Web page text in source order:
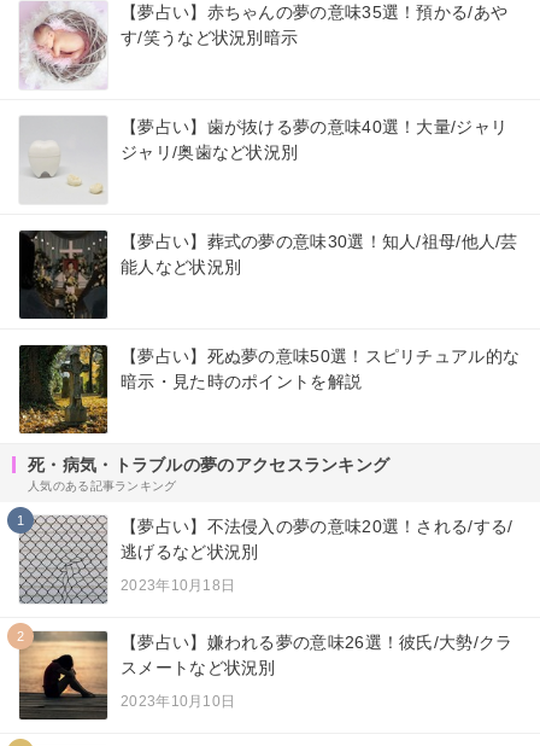
【夢占い】赤ちゃんの夢の意味35選！預かる/あや
す/笑うなど状況別暗示
【夢占い】歯が抜ける夢の意味40選！大量/ジャリ
ジャリ/奥歯など状況別
【夢占い】葬式の夢の意味30選！知人/祖母/他人/芸
能人など状況別
【夢占い】死ぬ夢の意味50選！スピリチュアル的な
暗示・見た時のポイントを解説
死・病気・トラブルの夢のアクセスランキング
人気のある記事ランキング
1
【夢占い】不法侵入の夢の意味20選！される/する/
逃げるなど状況別
2023年10月18日
2
【夢占い】嫌われる夢の意味26選！彼氏/大勢/クラ
スメートなど状況別
2023年10月10日